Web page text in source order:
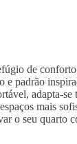
de conforto
e padrão
adapta-se
mais
o seu quarto